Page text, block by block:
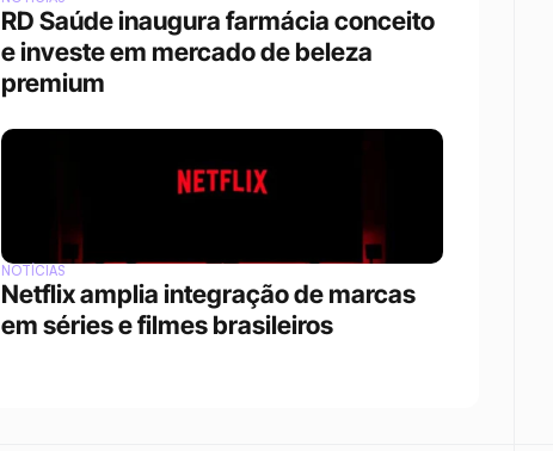
RD Saúde inaugura farmácia conceito
e investe em mercado de beleza
premium
NOTÍCIAS
Netflix amplia integração de marcas
em séries e filmes brasileiros